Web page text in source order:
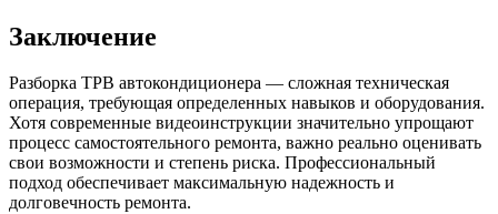
Заключение
Разборка ТРВ автокондиционера — сложная техническая
операция, требующая определенных навыков и оборудования.
Хотя современные видеоинструкции значительно упрощают
процесс самостоятельного ремонта, важно реально оценивать
свои возможности и степень риска. Профессиональный
подход обеспечивает максимальную надежность и
долговечность ремонта.